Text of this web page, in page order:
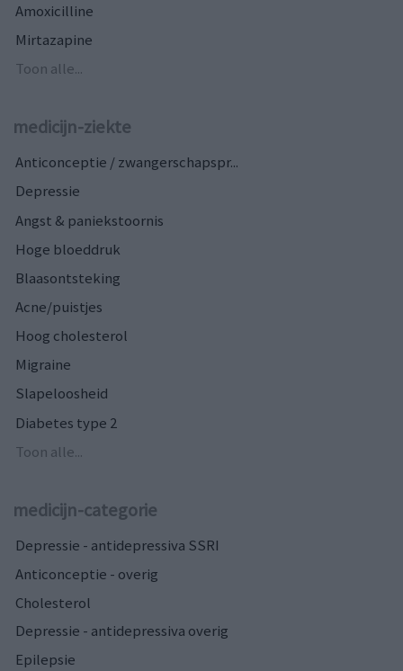
Amoxicilline
Mirtazapine
Toon alle...
medicijn-ziekte
Anticonceptie / zwangerschapspr...
Depressie
Angst & paniekstoornis
Hoge bloeddruk
Blaasontsteking
Acne/puistjes
Hoog cholesterol
Migraine
Slapeloosheid
Diabetes type 2
Toon alle...
medicijn-categorie
Depressie - antidepressiva SSRI
Anticonceptie - overig
Cholesterol
Depressie - antidepressiva overig
Epilepsie